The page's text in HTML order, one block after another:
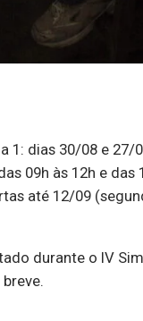
1: dias 30/08 e 27/
09h às 12h e das
até 12/09
durante o IV